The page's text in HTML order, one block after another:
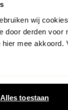
wij
door derden voor
mee akkoord.
Alles toestaan